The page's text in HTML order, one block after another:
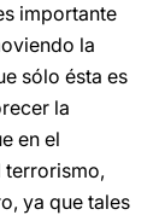
importante
la
sólo ésta es
la
en el
terrorismo,
ya que tales